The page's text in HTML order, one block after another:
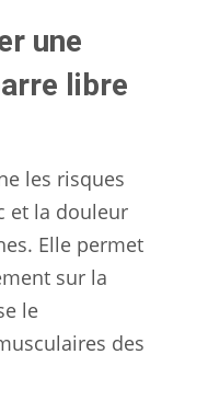
une
libre
les risques
et la douleur
Elle permet
sur la
le
des